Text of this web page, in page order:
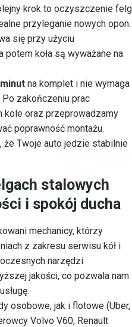
krok to oczyszczenie felg
przyleganie nowych opon.
się przy użyciu
koła są wyważane na
na komplet i nie wymaga
zakończeniu prac
kole oraz przeprowadzamy
poprawność montażu.
Twoje auto jedzie stabilnie
stalowych
i spokój ducha
mechanicy, którzy
z zakresu serwisu kół i
narzędzi
jakości, co pozwala nam
osobowe, jak i flotowe (Uber,
Volvo V60, Renault